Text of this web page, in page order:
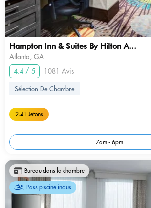
Hampton Inn & Suites By Hilton A...
Atlanta, GA
4.4 / 5
1081 Avis
Sélection De Chambre
2.41 Jetons
7am - 6pm
Bureau dans la chambre
Pass piscine inclus